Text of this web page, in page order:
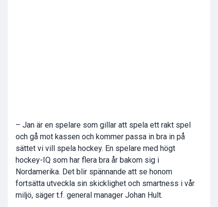
– Jan är en spelare som gillar att spela ett rakt spel
och gå mot kassen och kommer passa in bra in på
sättet vi vill spela hockey. En spelare med högt
hockey-IQ som har flera bra år bakom sig i
Nordamerika. Det blir spännande att se honom
fortsätta utveckla sin skicklighet och smartness i vår
miljö, säger t.f. general manager Johan Hult.